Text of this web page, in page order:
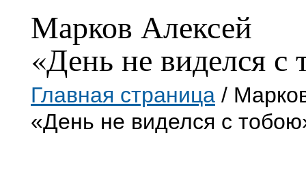
Марков Алексей
«День не виделся с
Главная страница /
«День не виделся с